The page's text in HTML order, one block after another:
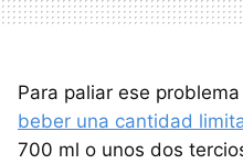
Para paliar ese
beber una cantidad
700 ml o unos dos